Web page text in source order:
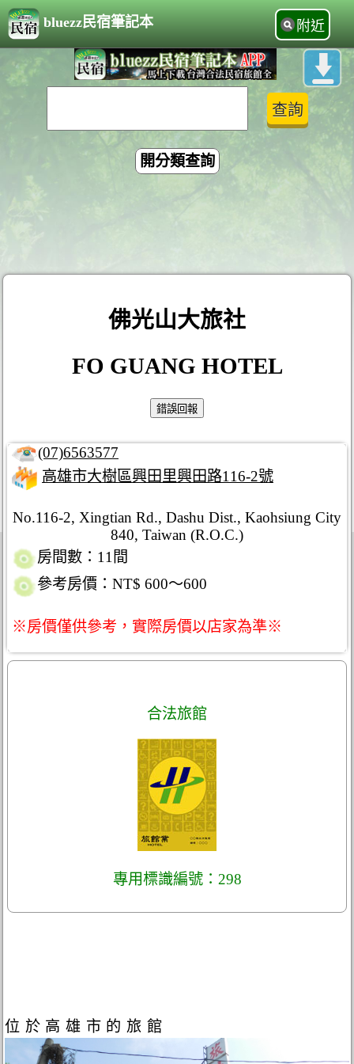
bluezz民宿筆記本 附近
開分類查詢
佛光山大旅社
FO GUANG HOTEL
(07)6563577
高雄市大樹區興田里興田路116-2號
No.116-2, Xingtian Rd., Dashu Dist., Kaohsiung City
840, Taiwan (R.O.C.)
房間數：11間
參考房價：NT$ 600～600
※房價僅供參考，實際房價以店家為準※
合法旅館
專用標識編號：298
位於高雄市的旅館